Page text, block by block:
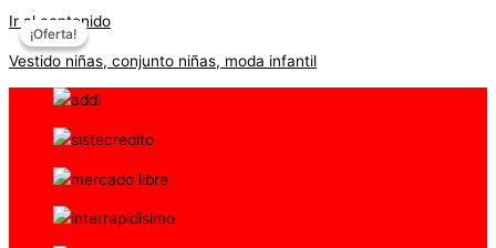
Ir al contenido
Vestido niñas, conjunto niñas, moda infantil
¡Oferta!
¡Oferta!